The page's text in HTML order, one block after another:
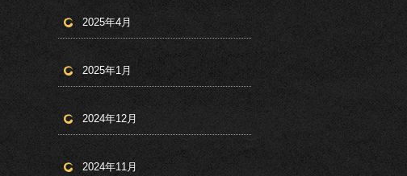
2025年4月
2025年1月
2024年12月
2024年11月